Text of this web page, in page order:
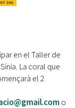
en el Taller de
La coral que
el 2
o